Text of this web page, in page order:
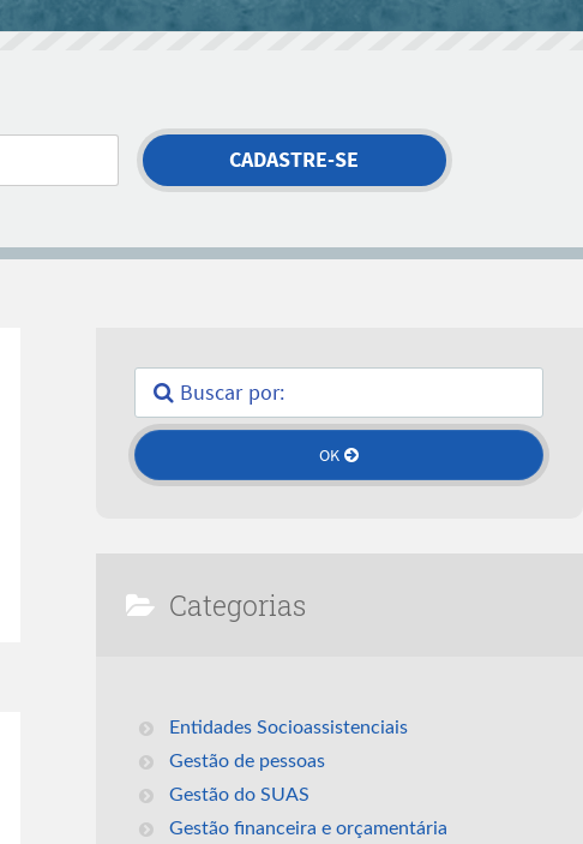
Categorias
Entidades Socioassistenciais
Gestão de pessoas
Gestão do SUAS
Gestão financeira e orçamentária